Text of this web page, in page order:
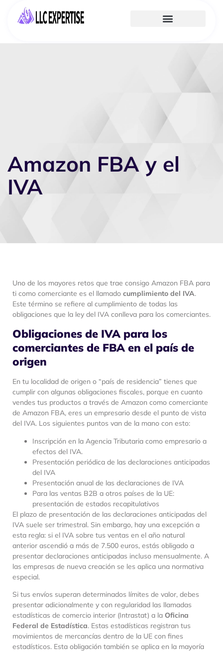
Amazon FBA y el
IVA
Uno de los mayores retos que trae consigo Amazon FBA para
ti como comerciante es el llamado cumplimiento del IVA.
Este término se refiere al cumplimiento de todas las
obligaciones que la ley del IVA conlleva para los comerciantes.
Obligaciones de IVA para los
comerciantes de FBA en el país de
origen
En tu localidad de origen o “país de residencia” tienes que
cumplir con algunas obligaciones fiscales, porque en cuanto
vendes tus productos a través de Amazon como comerciante
de Amazon FBA, eres un empresario desde el punto de vista
del IVA. Los siguientes puntos van de la mano con esto:
Inscripción en la Agencia Tributaria como empresario a
efectos del IVA.
Presentación periódica de las declaraciones anticipadas
del IVA
Presentación anual de las declaraciones de IVA
Para las ventas B2B a otros países de la UE:
presentación de estados recapitulativos
El plazo de presentación de las declaraciones anticipadas del
IVA suele ser trimestral. Sin embargo, hay una excepción a
esta regla: si el IVA sobre tus ventas en el año natural
anterior ascendió a más de 7.500 euros, estás obligado a
presentar declaraciones anticipadas incluso mensualmente. A
las empresas de nueva creación se les aplica una normativa
especial.
Si tus envíos superan determinados límites de valor, debes
presentar adicionalmente y con regularidad las llamadas
estadísticas de comercio interior (Intrastat) a la Oficina
Federal de Estadística. Estas estadísticas registran tus
movimientos de mercancías dentro de la UE con fines
estadísticos. Esta obligación también se aplica en la mayoría